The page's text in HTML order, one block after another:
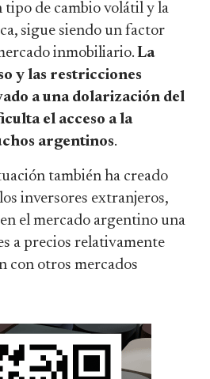
de cambio volátil y la
sigue siendo un factor
inmobiliario. La
y las restricciones
a una dolarización del
el acceso a la
argentinos.
también ha creado
inversores extranjeros,
el mercado argentino una
a precios relativamente
con otros mercados